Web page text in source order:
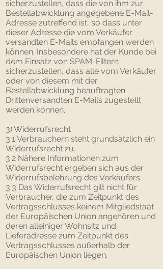
sicherzustellen, dass die von ihm zur
Bestellabwicklung angegebene E-Mail-
Adresse zutreffend ist, so dass unter
dieser Adresse die vom Verkäufer
versandten E-Mails empfangen werden
können. Insbesondere hat der Kunde bei
dem Einsatz von SPAM-Filtern
sicherzustellen, dass alle vom Verkäufer
oder von diesem mit der
Bestellabwicklung beauftragten
Drittenversandten E-Mails zugestellt
werden können.
3) Widerrufsrecht
3.1 Verbrauchern steht grundsätzlich ein
Widerrufsrecht zu.
3.2 Nähere Informationen zum
Widerrufsrecht ergeben sich aus der
Widerrufsbelehrung des Verkäufers.
3.3 Das Widerrufsrecht gilt nicht für
Verbraucher, die zum Zeitpunkt des
Vertragsschlusses keinem Mitgliedstaat
der Europäischen Union angehören und
deren alleiniger Wohnsitz und
Lieferadresse zum Zeitpunkt des
Vertragsschlusses außerhalb der
Europäischen Union liegen.